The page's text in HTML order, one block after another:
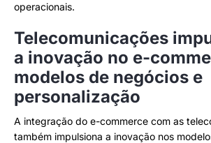
operacionais.
Telecomunicações
a inovação no e-
modelos de negócios e
personalização
A integração do e-commerce com as
também impulsiona a inovação nos